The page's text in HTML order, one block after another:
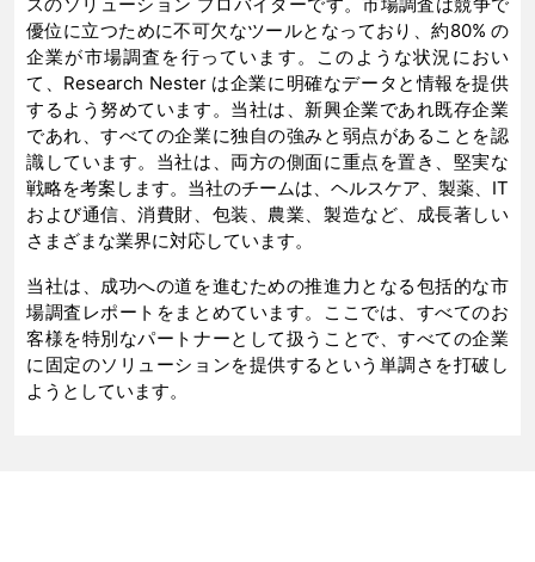
優位に立つために不可欠なツールとなっており、約80% の
企業が市場調査を行っています。このような状況におい
て、Research Nester は企業に明確なデータと情報を提供
するよう努めています。当社は、新興企業であれ既存企業
であれ、すべての企業に独自の強みと弱点があることを認
識しています。当社は、両方の側面に重点を置き、堅実な
戦略を考案します。当社のチームは、ヘルスケア、製薬、IT
および通信、消費財、包装、農業、製造など、成長著しい
さまざまな業界に対応しています。
当社は、成功への道を進むための推進力となる包括的な市
場調査レポートをまとめています。ここでは、すべてのお
客様を特別なパートナーとして扱うことで、すべての企業
に固定のソリューションを提供するという単調さを打破し
ようとしています。